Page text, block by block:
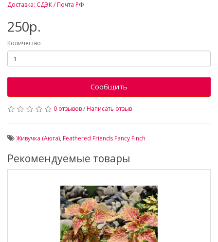
Доставка: СДЭК / Почта РФ
250р.
Количество
Сообщить
0 отзывов/Написать отзыв
Живучка (Аюга), Feathered Friends Fancy Finch
Рекомендуемые товары